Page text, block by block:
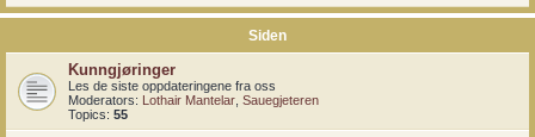
Siden
Kunngjøringer
Les de siste oppdateringene fra oss
Moderators: Lothair Mantelar Sauegjeteren
Topics: 55